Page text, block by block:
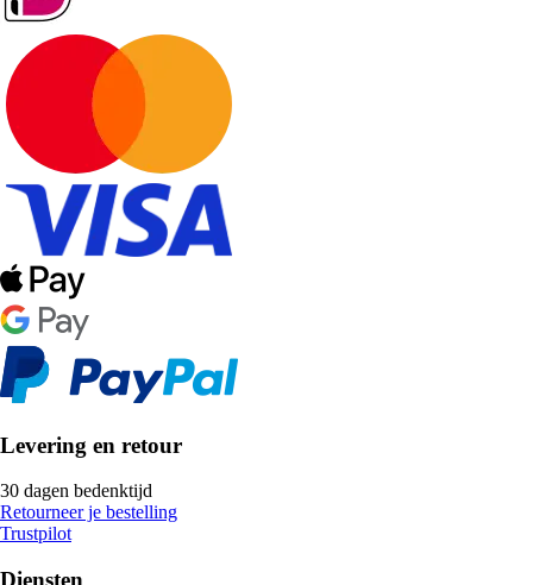
Levering en retour
30 dagen bedenktijd
Retourneer je bestelling
Trustpilot
Diensten